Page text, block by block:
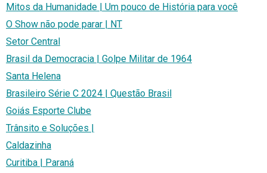
Mitos da Humanidade | Um pouco de História para você
O Show não pode parar | NT
Setor Central
Brasil da Democracia | Golpe Militar de 1964
Santa Helena
Brasileiro Série C 2024 | Questão Brasil
Goiás Esporte Clube
Trânsito e Soluções |
Caldazinha
Curitiba | Paraná